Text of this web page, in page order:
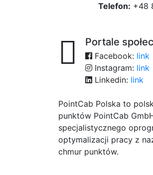
Telefon: +48
Portale
Facebook: link
Instagram: link
Linkedin: link
PointCab Polska to
punktów PointCab
specjalistycznego
optymalizacji pracy z
chmur punktów.